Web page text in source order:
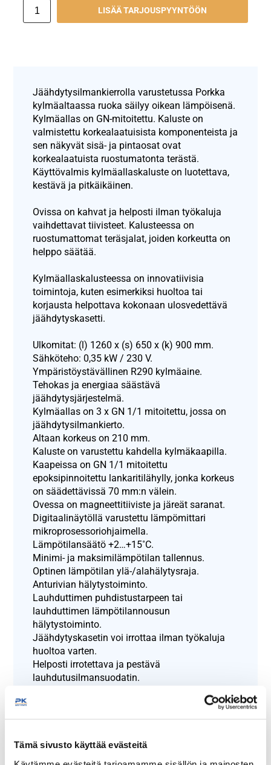
Tämä sivusto käyttää evästeitä
LISÄÄ TARJOUSPYYNTÖÖN
Jäähdytysilmankierrolla varustetussa Porkka
kylmäaltaassa ruoka säilyy oikean lämpöisenä.
Kylmäallas on GN-mitoitettu. Kaluste on
valmistettu korkealaatuisista komponenteista ja
sen näkyvät sisä- ja pintaosat ovat
korkealaatuista ruostumatonta terästä.
Käyttövalmis kylmäallaskaluste on luotettava,
kestävä ja pitkäikäinen.
Ovissa on kahvat ja helposti ilman työkaluja
vaihdettavat tiivisteet. Kalusteessa on
ruostumattomat teräsjalat, joiden korkeutta on
helppo säätää.
Kylmäallaskalusteessa on innovatiivisia
toimintoja, kuten esimerkiksi huoltoa tai
korjausta helpottava kokonaan ulosvedettävä
jäähdytyskasetti.
Ulkomitat: (l) 1260 x (s) 650 x (k) 900 mm.
Sähköteho: 0,35 kW / 230 V.
Ympäristöystävällinen R290 kylmäaine.
Tehokas ja energiaa säästävä
jäähdytysjärjestelmä.
Kylmäallas on 3 x GN 1/1 mitoitettu, jossa on
jäähdytysilmankierto.
Altaan korkeus on 210 mm.
Kaluste on varustettu kahdella kylmäkaapilla.
Kaapeissa on GN 1/1 mitoitettu
epoksipinnoitettu lankaritilähylly, jonka korkeus
on säädettävissä 70 mm:n välein.
Ovessa on magneettitiiviste ja järeät saranat.
Digitaalinäytöllä varustettu lämpömittari
mikroprosessoriohjaimella.
Lämpötilansäätö +2…+15˚C.
Minimi- ja maksimilämpötilan tallennus.
Optinen lämpötilan ylä-/alahälytysraja.
Anturivian hälytystoiminto.
Lauhduttimen puhdistustarpeen tai
lauhduttimen lämpötilannousun
hälytystoiminto.
Jäähdytyskasetin voi irrottaa ilman työkaluja
huoltoa varten.
Helposti irrotettava ja pestävä
lauhdutusilmansuodatin.
Jalat ruostumatonta terästä, korkeussäätö
-5mm…+65 mm